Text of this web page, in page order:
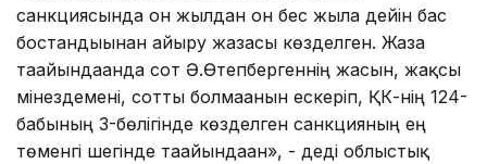
санкциясында он жылдан он бес жылға дейін бас
бостандығынан айыру жазасы көзделген. Жаза
тағайындағанда сот Ә.Өтепбергеннің жасын, жақсы
мінездемені, сотты болмағанын ескеріп, ҚК-нің 124-
бабының 3-бөлігінде көзделген санкцияның ең
төменгі шегінде тағайындаған», - деді облыстық